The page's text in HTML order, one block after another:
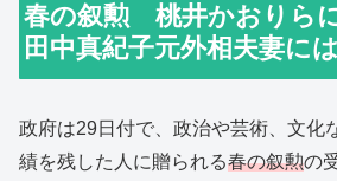
春の叙勲 桃井かおりら
田中真紀子元外相夫妻に
政府は29日付で、政治や芸術、文化
績を残した人に贈られる春の叙勲の